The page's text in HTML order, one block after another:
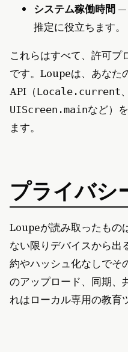
システム稼働時間 —
推定に役立ちます。
これらはすべて、許可プ
です。Loupeは、あなた
API（Locale.current、
UIScreen.mainなど）
ます。
プライバシ
Loupeが読み取ったもの
ない限りデバイスから出
約やハッシュ化なしでそ
のアップロード、同期、
れはローカル専用の教育